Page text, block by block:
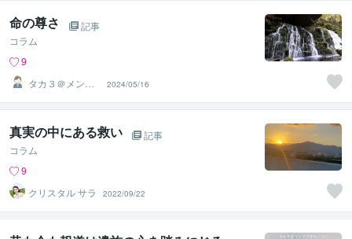
命の尊さ
記事
コラム
9
タカ３＠メンタ
ルコーチ
2024/05/16
真実の中にある救い
記事
コラム
9
クリスタル サラ
2022/09/22